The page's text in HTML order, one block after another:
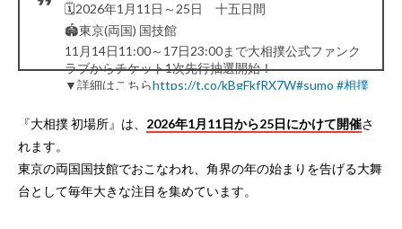
🗓️2026年1月11日～25日 十五日間
🏟️東京(両国) 国技館
11月14日11:00～17日23:00まで大相撲公式ファンク
ラブからチケット1次先行抽選開始！
▼詳細はこちらhttps://t.co/kBgFkfRX7W#sumo #相撲
— 大相撲公式ファンクラブ情報局 (@sumo_FANCLUB)
November 7, 2025
『大相撲 初場所』は、 2026年1月11日から25日にかけて開催さ
れます。
東京の両国国技館でおこなわれ、角界の年の始まりを告げる大舞
台として毎年大きな注目を集めています。